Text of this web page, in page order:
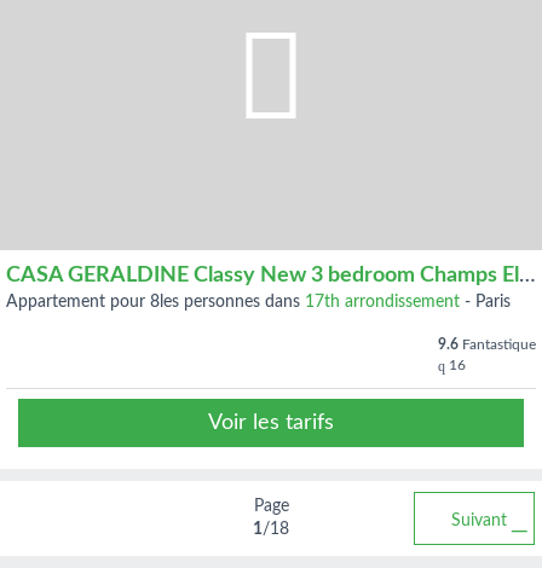
CASA GERALDINE Classy New 3 bedroom Champs Elysees
appartement pour 8les personnes dans 17th arrondissement - Paris
9.6 Fantastique
16
Voir les tarifs
Page
1/18 Suivant